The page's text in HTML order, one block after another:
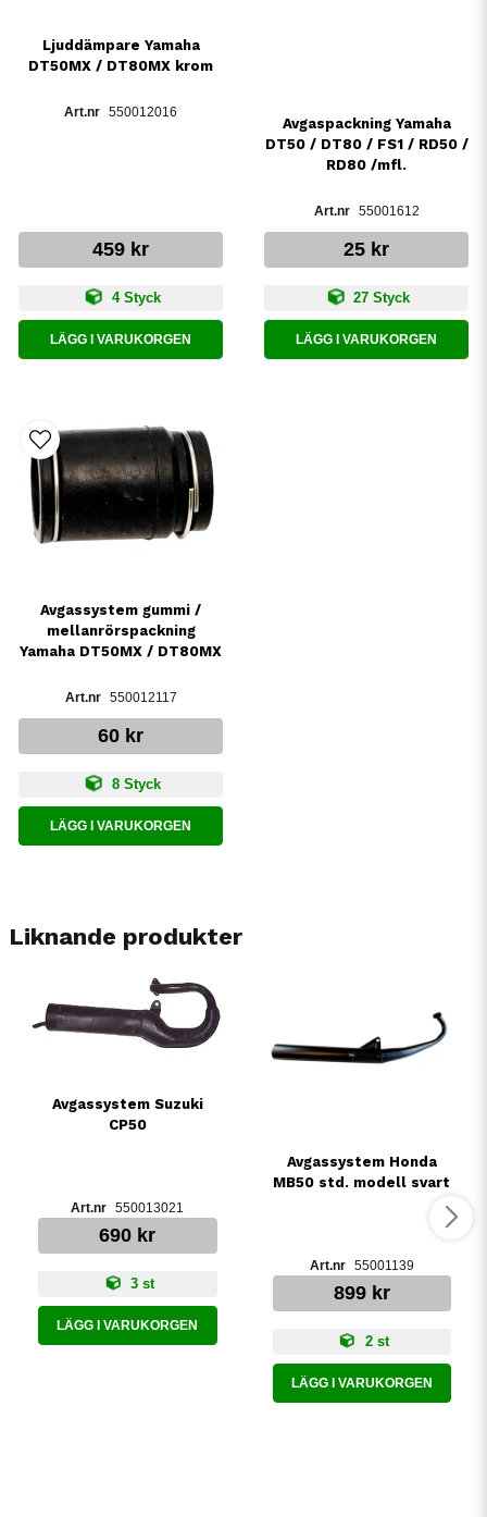
Ljuddämpare Yamaha
DT50MX / DT80MX krom
550012016
459 kr
4 Styck
LÄGG I VARUKORGEN
Avgaspackning Yamaha
DT50 / DT80 / FS1 / RD50 /
RD80 /mfl.
55001612
25 kr
27 Styck
LÄGG I VARUKORGEN
Avgassystem gummi /
mellanrörspackning
Yamaha DT50MX / DT80MX
550012117
60 kr
8 Styck
LÄGG I VARUKORGEN
Liknande produkter
Avgassystem Suzuki
CP50
550013021
690 kr
3 st
LÄGG I VARUKORGEN
Avgassystem Honda
MB50 std. modell svart
55001139
899 kr
2 st
LÄGG I VARUKORGEN